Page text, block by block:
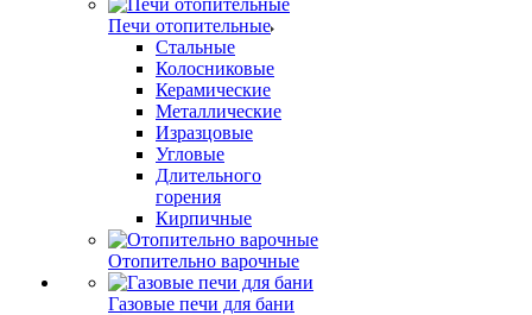
Печи отопительные
Стальные
Колосниковые
Керамические
Металлические
Изразцовые
Угловые
Длительного
горения
Кирпичные
Отопительно варочные
Газовые печи для бани